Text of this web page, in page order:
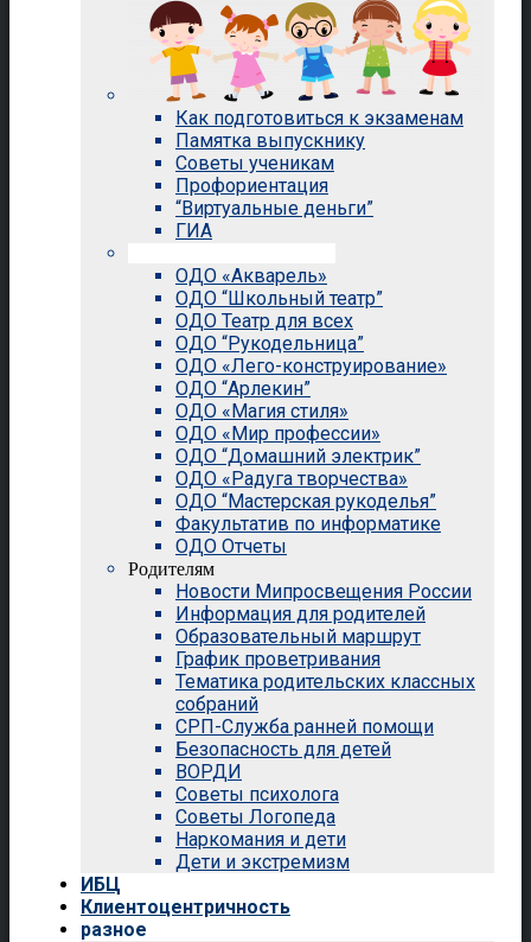
Как подготовиться к экзаменам
Памятка выпускнику
Советы ученикам
Профориентация
“Виртуальные деньги”
ГИА
ОДО «Акварель»
ОДО “Школьный театр”
ОДО Театр для всех
ОДО “Рукодельница”
ОДО «Лего-конструирование»
ОДО “Арлекин”
ОДО «Магия стиля»
ОДО «Мир профессии»
ОДО “Домашний электрик”
ОДО «Радуга творчества»
ОДО “Мастерская рукоделья”
Факультатив по информатике
ОДО Отчеты
Родителям
Новости Мипросвещения России
Информация для родителей
Образовательный маршрут
График проветривания
Тематика родительских классных
собраний
СРП-Служба ранней помощи
Безопасность для детей
ВОРДИ
Советы психолога
Советы Логопеда
Наркомания и дети
Дети и экстремизм
ИБЦ
Клиентоцентричность
разное